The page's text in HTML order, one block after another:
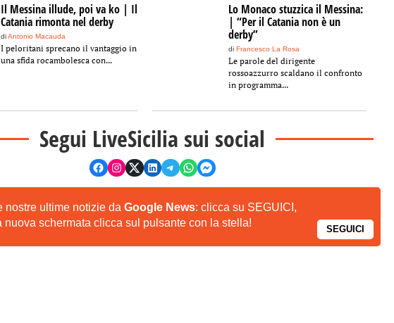
Il Messina illude, poi va ko | Il
Catania rimonta nel derby
diAntonio Macauda
I peloritani sprecano il vantaggio in
una sfida rocambolesca con...
Lo Monaco stuzzica il Messina:
| “Per il Catania non è un
derby”
diFrancesco La Rosa
Le parole del dirigente
rossoazzurro scaldano il confronto
in programma...
Segui LiveSicilia sui social
nostre ultime notizie da Google News: clicca su SEGUICI,
nuova schermata clicca sul pulsante con la stella!
SEGUICI